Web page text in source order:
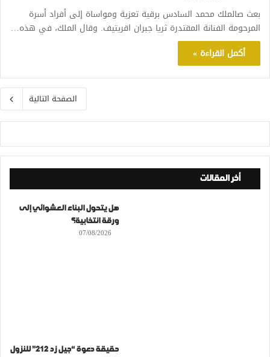
بعث صالملك محمد السادس برقية تعزية ومواساة إلى أفراد أسرة
المرحومة الفنانة المقتدرة ثريا جبران اقريتيف. وقال الملك، في هذه…
أكمل القراءة »
الصفحة التالية
أخر المقالات
هل يتحول البناء العشوائي إلى
ورقة انتخابية؟
07/08/2026
حقيقة دعوة “جيل زد 212” للنزول